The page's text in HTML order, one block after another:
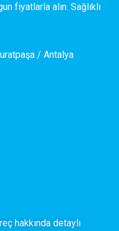
fiyatlarla alın. Sağlıklı
/ Antalya
hakkında detaylı